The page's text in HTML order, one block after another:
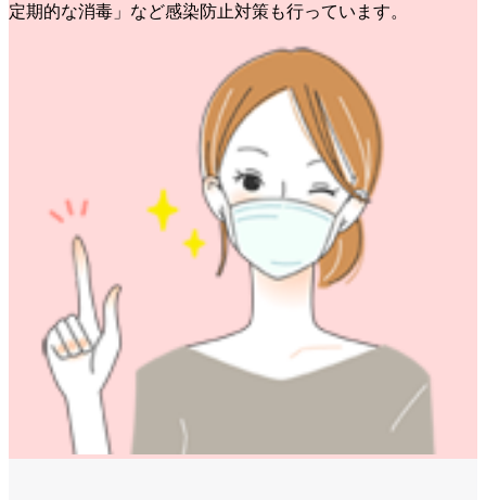
定期的な消毒」など感染防止対策も行っています。